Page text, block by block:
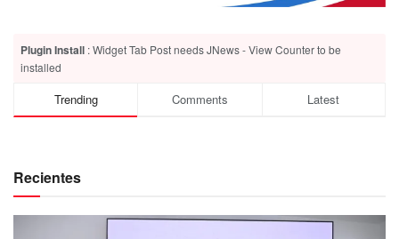
Plugin Install : Widget Tab Post needs JNews - View Counter to be
installed
Trending Comments Latest
Recientes